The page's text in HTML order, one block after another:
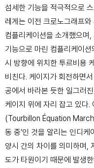
섬세한 기능을 적극적으로
레게는 이전 크로노그래프
컴플리케이션을 소개했으
기능으로 마린 컴플리케이
시 방향에 위치한 투르비용
비친다. 케이지가 회전하면
공에서 바라본 듯한 일그러
케이지 위에 자리 잡고 있다.
(Tourbillon Équation
동 중’인 것을 알리는 인디
양시 간의 차이를 의미하며,
도가 타원이기 때문에 발생